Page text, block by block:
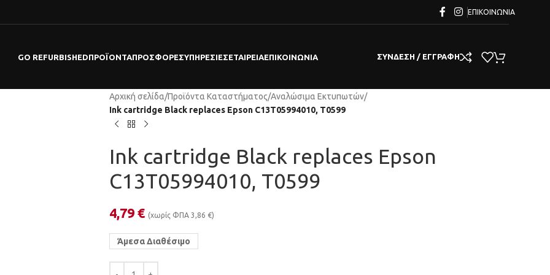
ΕΠΙΚΟΙΝΩΝΊΑ
GO REFURBISHEDΠΡΟΪΌΝΤΑΠΡΟΣΦΟΡΕΣΥΠΗΡΕΣΊΕΣΕΤΑΙΡΕΊΑΕΠΙΚΟΙΝΩΝΊΑ ΣΎΝΔΕΣΗ / ΕΓΓΡΑΦΉ
Αρχική σελίδα/Προϊόντα Καταστήματος/Αναλώσιμα Εκτυπωτών/
Ink cartridge Black replaces Epson C13T05994010, T0599
Ink cartridge Black replaces Epson
C13T05994010, T0599
4,79 € (χωρίς ΦΠΑ 3,86 €)
Άμεσα Διαθέσιμο